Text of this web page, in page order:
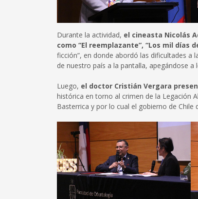
Durante la actividad, el cineasta Nicolás
como “El reemplazante”, “Los mil días
ficción”, en donde abordó las dificultades
de nuestro país a la pantalla, apegándose
Luego, el doctor Cristián Vergara
histórica en torno al crimen de la Legación
Basterrica y por lo cual el gobierno de Chile